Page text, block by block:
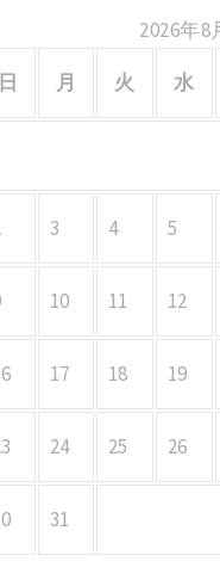
2026年8
月 火 水
3 4 5
10 11 12
17 18 19
24 25 26
31